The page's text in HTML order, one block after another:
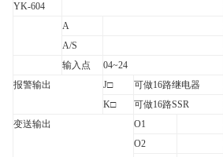
YK-604
A
A/S
输入点
04~24
报警输出
J□ 可做16路继电器
K□ 可做16路SSR
变送输出
O1
O2